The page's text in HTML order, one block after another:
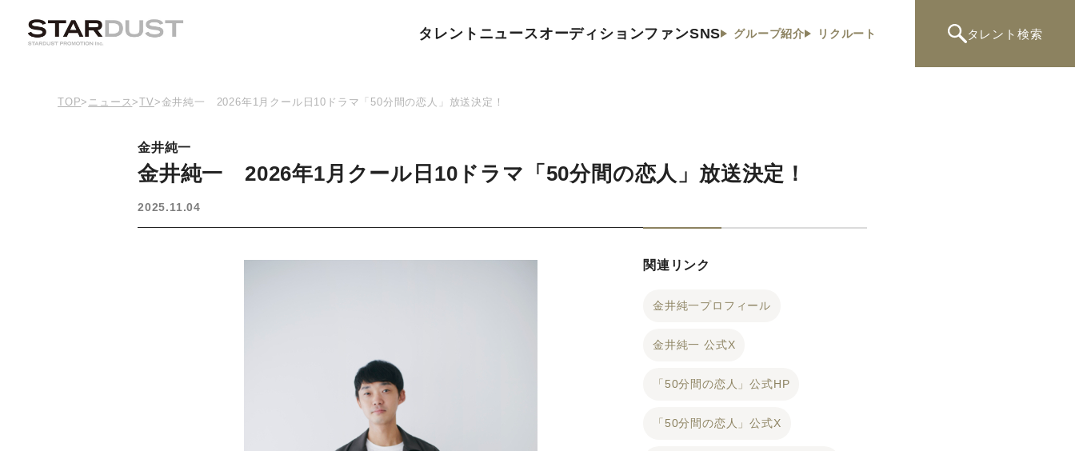
タレント ニュースオーディションファンSNS グループ紹介 リクルート タレント 検索
TOP> ニュース>TV>金井純一 2026年1月クール日10ドラマ「50分間の恋人」放送決定！
金井純一
金井純一 2026年1月クール日10ドラマ「50分間の恋人」放送決定！
2025.11.04
関連リンク
金井純一プロフィール
金井純一 公式X
「50分間の恋人」公式HP
「50分間の恋人」公式X